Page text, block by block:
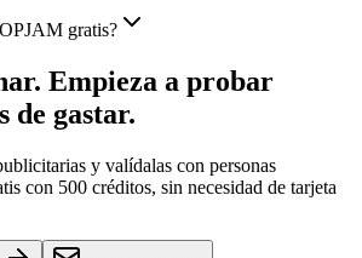
gratis?
Empieza a probar
de gastar.
y valídalas con personas
con 500 créditos, sin necesidad de tarjeta